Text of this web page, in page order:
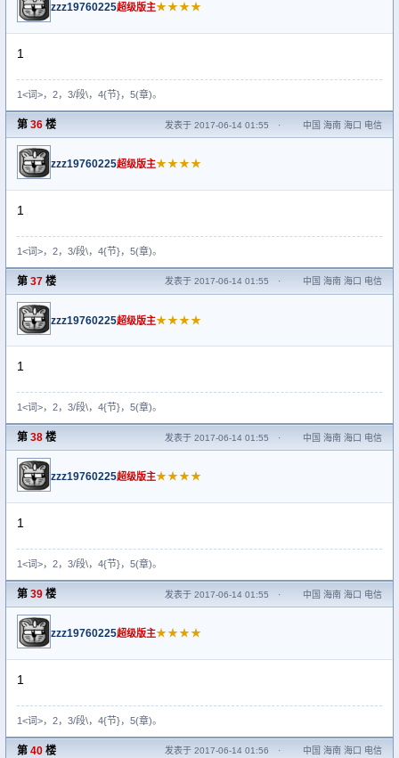
zzz19760225超级版主★★★★
1
1<词>，2，3/段\，4{节}，5(章)。
第 36 楼 发表于 2017-06-14 01:55 · 中国 海南 海口 电信
zzz19760225超级版主★★★★
1
1<词>，2，3/段\，4{节}，5(章)。
第 37 楼 发表于 2017-06-14 01:55 · 中国 海南 海口 电信
zzz19760225超级版主★★★★
1
1<词>，2，3/段\，4{节}，5(章)。
第 38 楼 发表于 2017-06-14 01:55 · 中国 海南 海口 电信
zzz19760225超级版主★★★★
1
1<词>，2，3/段\，4{节}，5(章)。
第 39 楼 发表于 2017-06-14 01:55 · 中国 海南 海口 电信
zzz19760225超级版主★★★★
1
1<词>，2，3/段\，4{节}，5(章)。
第 40 楼 发表于 2017-06-14 01:56 · 中国 海南 海口 电信